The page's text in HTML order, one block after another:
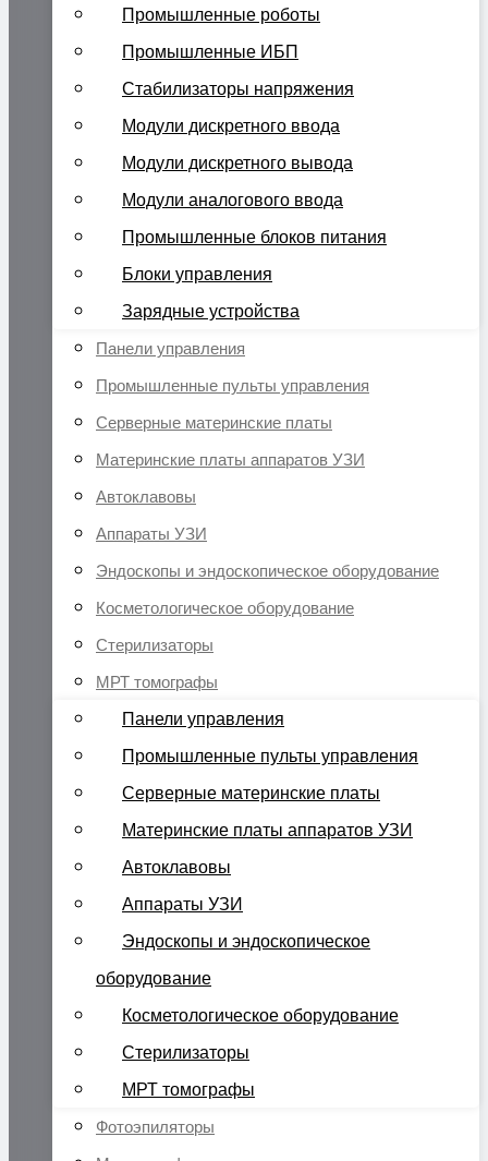
Промышленные роботы
Промышленные ИБП
Стабилизаторы напряжения
Модули дискретного ввода
Модули дискретного вывода
Модули аналогового ввода
Промышленные блоков питания
Блоки управления
Зарядные устройства
Панели управления
Промышленные пульты управления
Серверные материнские платы
Материнские платы аппаратов УЗИ
Автоклавовы
Аппараты УЗИ
Эндоскопы и эндоскопическое оборудование
Косметологическое оборудование
Стерилизаторы
МРТ томографы
Панели управления
Промышленные пульты управления
Серверные материнские платы
Материнские платы аппаратов УЗИ
Автоклавовы
Аппараты УЗИ
Эндоскопы и эндоскопическое
оборудование
Косметологическое оборудование
Стерилизаторы
МРТ томографы
Фотоэпиляторы